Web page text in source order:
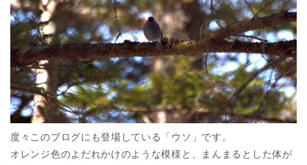
度々このブログにも登場している「ウソ」です。
オレンジ色のよだれかけのような模様と、まんまるとした体が